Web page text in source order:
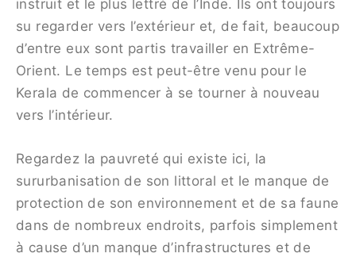
instruit et le plus lettré de l’Inde. Ils ont toujours
su regarder vers l’extérieur et, de fait, beaucoup
d’entre eux sont partis travailler en Extrême-
Orient. Le temps est peut-être venu pour le
Kerala de commencer à se tourner à nouveau
vers l’intérieur.
Regardez la pauvreté qui existe ici, la
sururbanisation de son littoral et le manque de
protection de son environnement et de sa faune
dans de nombreux endroits, parfois simplement
à cause d’un manque d’infrastructures et de